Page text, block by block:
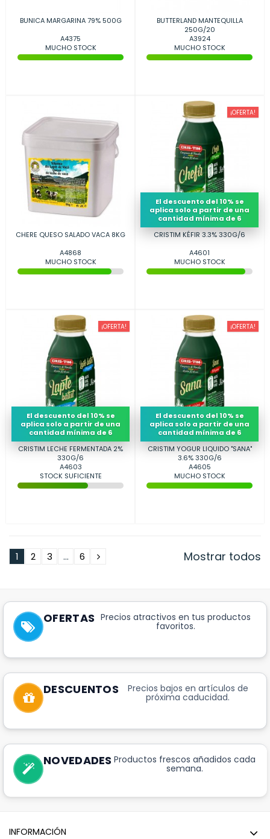
BUNICA MARGARINA 79% 500G
A4375
MUCHO STOCK
BUTTERLAND MANTEQUILLA
250G/20
A3924
MUCHO STOCK
CHERE QUESO SALADO VACA 8KG
A4868
MUCHO STOCK
El descuento del 10% se
aplica solo a partir de una
cantidad mínima de 6
¡OFERTA!
CRISTIM KÉFIR 3.3% 330G/6
A4601
MUCHO STOCK
El descuento del 10% se
aplica solo a partir de una
cantidad mínima de 6
¡OFERTA!
CRISTIM LECHE FERMENTADA 2%
330G/6
A4603
STOCK SUFICIENTE
El descuento del 10% se
aplica solo a partir de una
cantidad mínima de 6
¡OFERTA!
CRISTIM YOGUR LIQUIDO "SANA"
3.6% 330G/6
A4605
MUCHO STOCK
Mostrar todos
1 2 3 ... 6
OFERTAS Precios atractivos en tus productos
favoritos.
DESCUENTOS Precios bajos en artículos de
próxima caducidad.
NOVEDADES Productos frescos añadidos cada
semana.
INFORMACIÓN